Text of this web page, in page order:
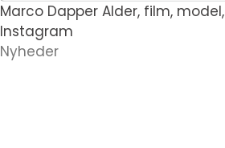
Marco Dapper Alder, film, model,
Instagram
Nyheder